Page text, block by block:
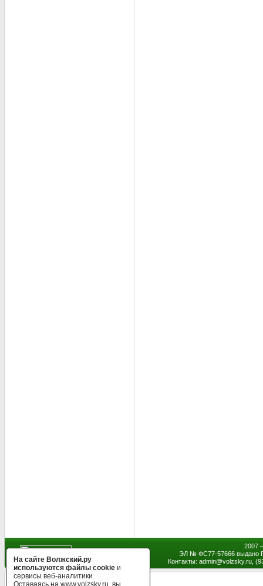
2007
ЭЛ № ФС77-57666 выдано
Контакты: admin@volzsky.ru,
На сайте Волжский.ру
используются файлы cookie и
сервисы веб-аналитики
Оставаясь на www.volzsky.ru, вы